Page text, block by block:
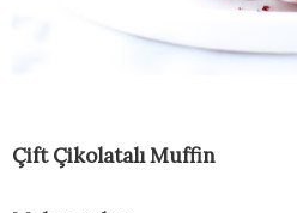
Çift Çikolatalı Muffin